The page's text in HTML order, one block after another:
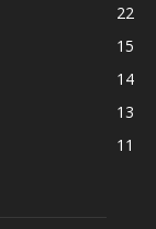
22
15
14
13
11